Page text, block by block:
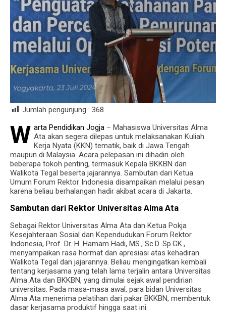
Jumlah pengunjung : 368
W arta Pendidikan Jogja – Mahasiswa Universitas Alma
Ata akan segera dilepas untuk melaksanakan Kuliah
Kerja Nyata (KKN) tematik, baik di Jawa Tengah
maupun di Malaysia. Acara pelepasan ini dihadiri oleh
beberapa tokoh penting, termasuk Kepala BKKBN dan
Walikota Tegal beserta jajarannya. Sambutan dari Ketua
Umum Forum Rektor Indonesia disampaikan melalui pesan
karena beliau berhalangan hadir akibat acara di Jakarta.
Sambutan dari Rektor Universitas Alma Ata
Sebagai Rektor Universitas Alma Ata dan Ketua Pokja
Kesejahteraan Sosial dan Kependudukan Forum Rektor
Indonesia, Prof. Dr. H. Hamam Hadi, MS., Sc.D. Sp.GK.,
menyampaikan rasa hormat dan apresiasi atas kehadiran
Walikota Tegal dan jajarannya. Beliau mengingatkan kembali
tentang kerjasama yang telah lama terjalin antara Universitas
Alma Ata dan BKKBN, yang dimulai sejak awal pendirian
universitas. Pada masa-masa awal, para bidan Universitas
Alma Ata menerima pelatihan dari pakar BKKBN, membentuk
dasar kerjasama produktif hingga saat ini.